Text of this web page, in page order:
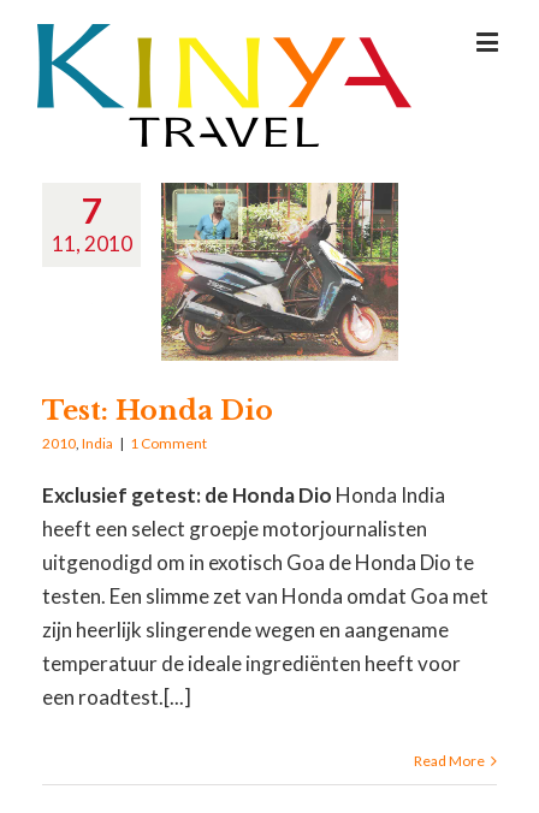
7
11, 2010
Test: Honda Dio
2010 ,India | 1 Comment
Exclusief getest: de Honda Dio Honda India
heeft een select groepje motorjournalisten
uitgenodigd om in exotisch Goa de Honda Dio te
testen. Een slimme zet van Honda omdat Goa met
zijn heerlijk slingerende wegen en aangename
temperatuur de ideale ingrediënten heeft voor
een roadtest.[...]
Read More